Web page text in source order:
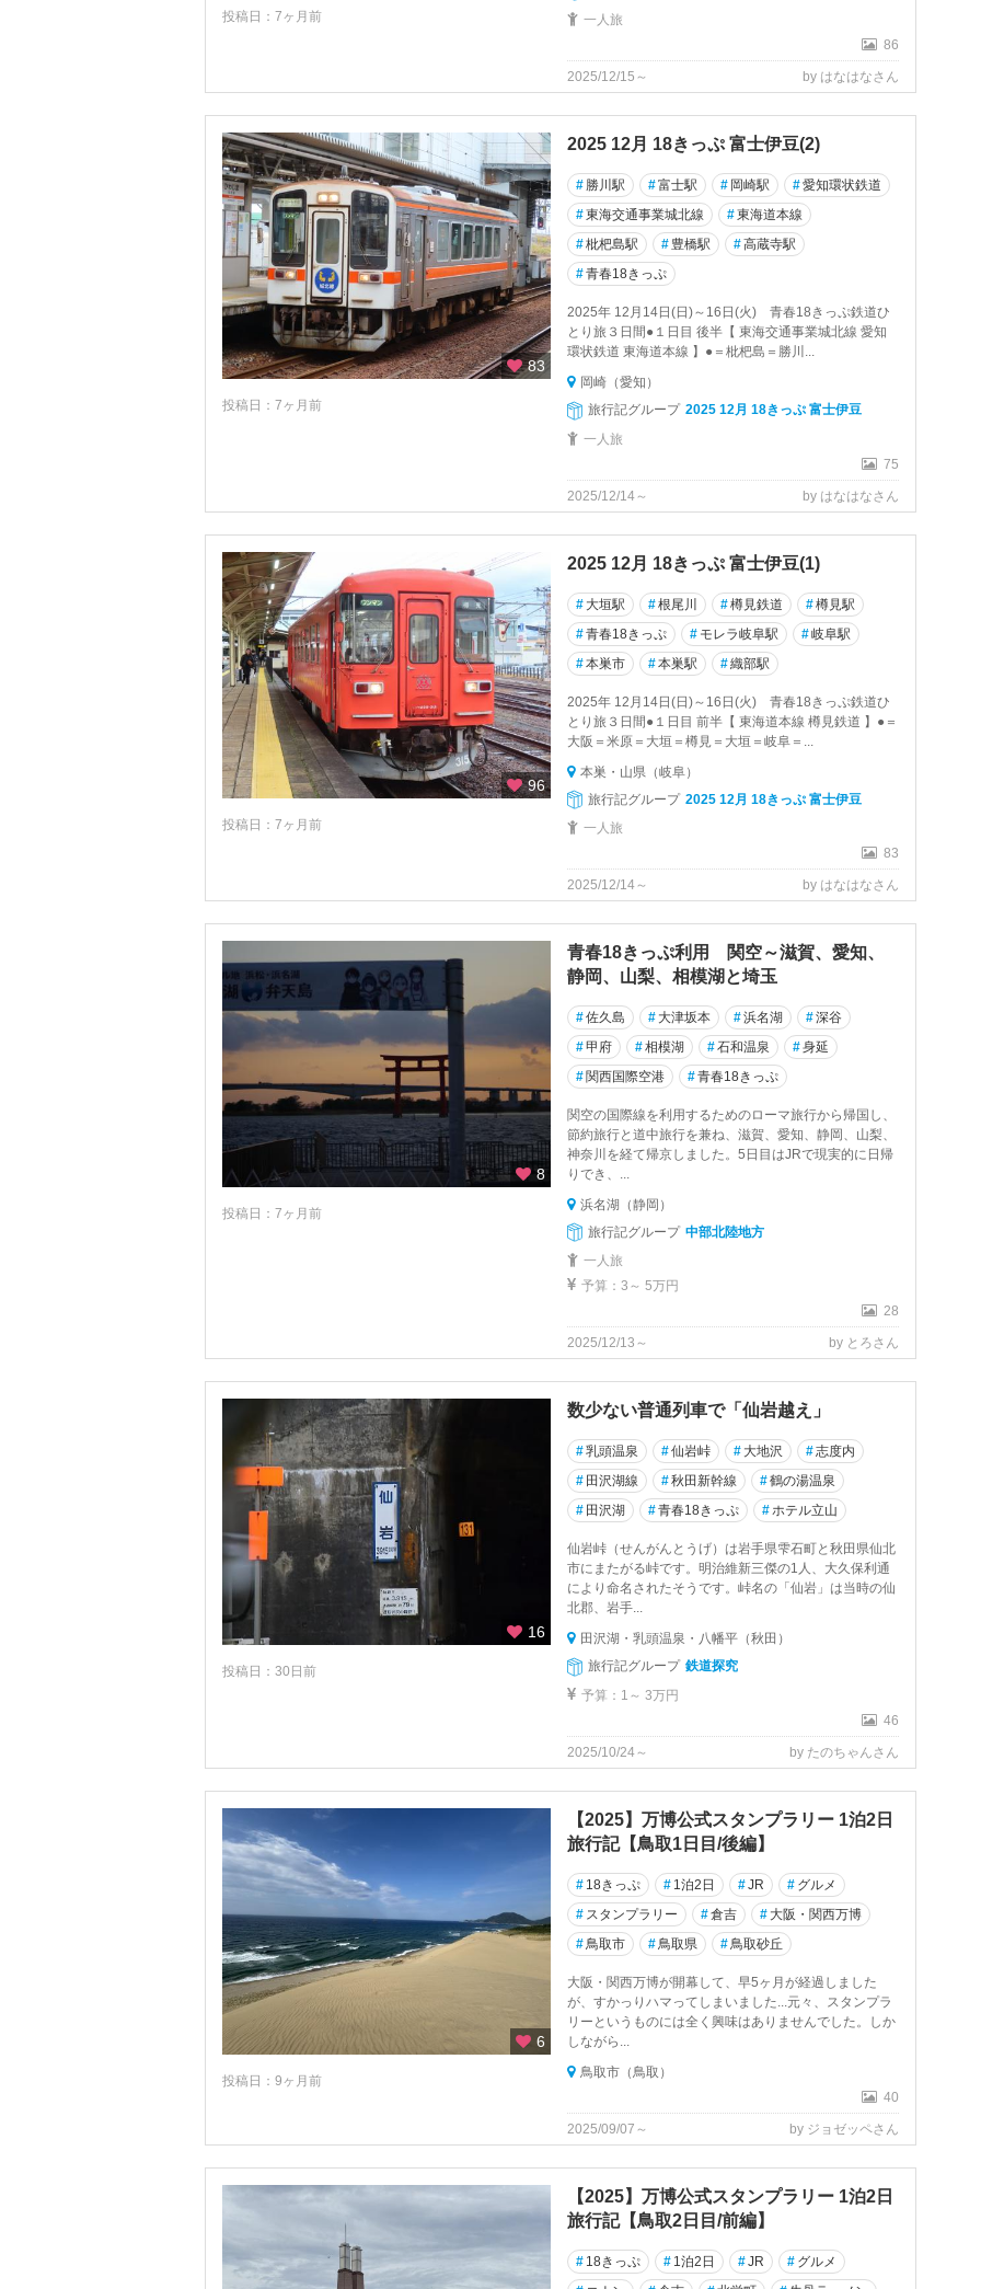
埼玉
東京
神奈川
山梨
長野
新潟
富山
石川
福井
京都
大阪
兵庫
奈良
和歌山
鳥取
島根
香川
愛媛
福岡
佐賀
長崎
熊本
沖縄
投稿日：7ヶ月前
一人旅
86
2025/12/15～ by はなはなさん
83
投稿日：7ヶ月前
2025 12月 18きっぷ 富士伊豆(2)
# 勝川駅 #富士駅 # 岡崎駅 #愛知環状鉄道
#東海交通事業城北線 #東海道本線
#枇杷島駅 # 豊橋駅 #高蔵寺駅
#青春18きっぷ
2025年 12月14日(日)～16日(火) 青春18きっぷ鉄道ひ
とり旅３日間●１日目 後半【 東海交通事業城北線 愛知
環状鉄道 東海道本線 】●＝枇杷島＝勝川...
岡崎（愛知）
旅行記グループ 2025 12月 18きっぷ 富士伊豆
一人旅
75
2025/12/14～ by はなはなさん
96
投稿日：7ヶ月前
2025 12月 18きっぷ 富士伊豆(1)
# 大垣駅 #根尾川 #樽見鉄道 #樽見駅
#青春18きっぷ # モレラ岐阜駅 #岐阜駅
#本巣市 #本巣駅 #織部駅
2025年 12月14日(日)～16日(火) 青春18きっぷ鉄道ひ
とり旅３日間●１日目 前半【 東海道本線 樽見鉄道 】●＝
大阪＝米原＝大垣＝樽見＝大垣＝岐阜＝...
本巣・山県（岐阜）
旅行記グループ 2025 12月 18きっぷ 富士伊豆
一人旅
83
2025/12/14～ by はなはなさん
8
投稿日：7ヶ月前
青春18きっぷ利用 関空～滋賀、愛知、
静岡、山梨、相模湖と埼玉
#佐久島 # 大津坂本 #浜名湖 #深谷
#甲府 #相模湖 #石和温泉 #身延
# 関西国際空港 #青春18きっぷ
関空の国際線を利用するためのローマ旅行から帰国し、
節約旅行と道中旅行を兼ね、滋賀、愛知、静岡、山梨、
神奈川を経て帰京しました。5日目はJRで現実的に日帰
りでき、...
浜名湖（静岡）
旅行記グループ 中部北陸地方
一人旅
予算：3～ 5万円
28
2025/12/13～ by とろさん
16
投稿日：30日前
数少ない普通列車で「仙岩越え」
#乳頭温泉 #仙岩峠 # 大地沢 #志度内
# 田沢湖線 #秋田新幹線 #鶴の湯温泉
# 田沢湖 #青春18きっぷ #ホテル立山
仙岩峠（せんがんとうげ）は岩手県雫石町と秋田県仙北
市にまたがる峠です。明治維新三傑の1人、大久保利通
により命名されたそうです。峠名の「仙岩」は当時の仙
北郡、岩手...
田沢湖・乳頭温泉・八幡平（秋田）
旅行記グループ 鉄道探究
予算：1～ 3万円
46
2025/10/24～ by たのちゃんさん
6
投稿日：9ヶ月前
【2025】万博公式スタンプラリー 1泊2日
旅行記【鳥取1日目/後編】
# 18きっぷ # 1泊2日 #JR # グルメ
# スタンプラリー #倉吉 # 大阪・関西万博
# 鳥取市 # 鳥取県 # 鳥取砂丘
大阪・関西万博が開幕して、早5ヶ月が経過しました
が、すかっりハマってしまいました...元々、スタンプラ
リーというものには全く興味はありませんでした。しか
しながら...
鳥取市（鳥取）
40
2025/09/07～ by ジョゼッペさん
【2025】万博公式スタンプラリー 1泊2日
旅行記【鳥取2日目/前編】
# 18きっぷ # 1泊2日 #JR # グルメ